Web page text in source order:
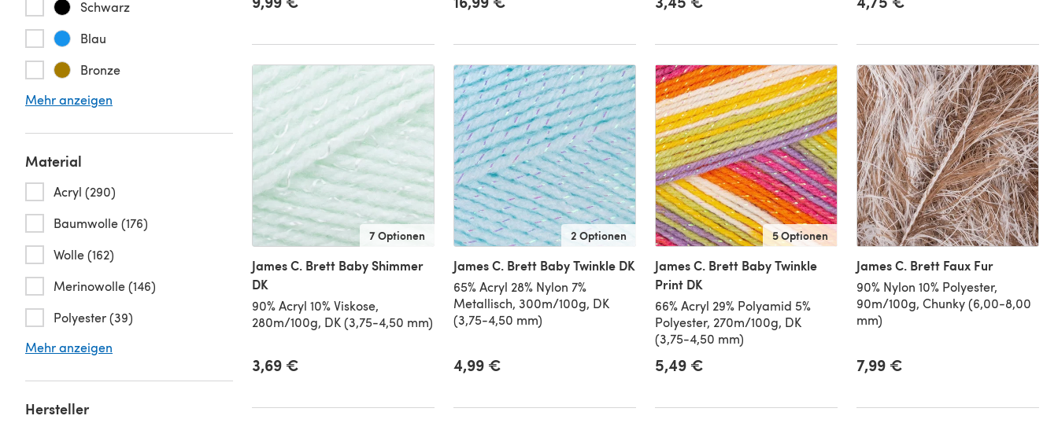
Schwarz
Blau
Bronze
Mehr anzeigen
Material
Acryl (290)
Baumwolle (176)
Wolle (162)
Merinowolle (146)
Polyester (39)
Mehr anzeigen
Hersteller
7 Optionen
James C. Brett Baby Shimmer
DK
90% Acryl 10% Viskose,
280m/100g, DK (3,75-4,50 mm)
3,69 €
2 Optionen
James C. Brett Baby Twinkle DK
65% Acryl 28% Nylon 7%
Metallisch, 300m/100g, DK
(3,75-4,50 mm)
4,99 €
5 Optionen
James C. Brett Baby Twinkle
Print DK
66% Acryl 29% Polyamid 5%
Polyester, 270m/100g, DK
(3,75-4,50 mm)
5,49 €
James C. Brett Faux Fur
90% Nylon 10% Polyester,
90m/100g, Chunky (6,00-8,00
mm)
7,99 €